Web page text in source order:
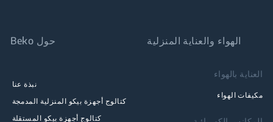
الهواء والعناية المنزلية
العناية بالهواء
مكيفات الهواء
حول Beko
نبذة عنا
كتالوج أجهزة بيكو المنزلية المدمجة
كتالوج أجهزة بيكو المستقلة